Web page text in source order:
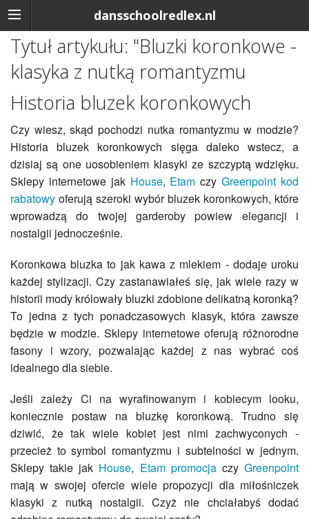
dansschoolredlex.nl
Tytuł artykułu: "Bluzki koronkowe -
klasyka z nutką romantyzmu
Historia bluzek koronkowych
Czy wiesz, skąd pochodzi nutka romantyzmu w modzie?
Historia bluzek koronkowych sięga daleko wstecz, a
dzisiaj są one uosobieniem klasyki ze szczyptą wdzięku.
Sklepy internetowe jak House, Etam czyGreenpoint kod
rabatowy oferują szeroki wybór bluzek koronkowych, które
wprowadzą do twojej garderoby powiew elegancji i
nostalgii jednocześnie.
Koronkowa bluzka to jak kawa z mlekiem - dodaje uroku
każdej stylizacji. Czy zastanawiałeś się, jak wiele razy w
historii mody królowały bluzki zdobione delikatną koronką?
To jedna z tych ponadczasowych klasyk, która zawsze
będzie w modzie. Sklepy internetowe oferują różnorodne
fasony i wzory, pozwalając każdej z nas wybrać coś
idealnego dla siebie.
Jeśli zależy Ci na wyrafinowanym i kobiecym looku,
koniecznie postaw na bluzkę koronkową. Trudno się
dziwić, że tak wiele kobiet jest nimi zachwyconych -
przecież to symbol romantyzmu i subtelności w jednym.
Sklepy takie jak House, Etam promocjaczyGreenpoint
mają w swojej ofercie wiele propozycji dla miłośniczek
klasyki z nutką nostalgii. Czyż nie chciałabyś dodać